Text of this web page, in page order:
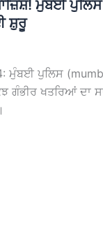
ਮੁੰਬਈ
ਸ਼ੁਰੂ
ਮੁੰਬਈ ਪੁਲਿਸ
ਗੰਭੀਰ ਖਤਰਿਆਂ ਦਾ